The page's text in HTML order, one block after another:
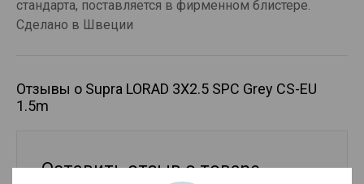
стандарта, поставляется в фирменном блистере.
Сделано в Швеции
Отзывы о Supra LORAD 3X2.5 SPC Grey CS-EU
1.5m
Оставить отзыв о товаре